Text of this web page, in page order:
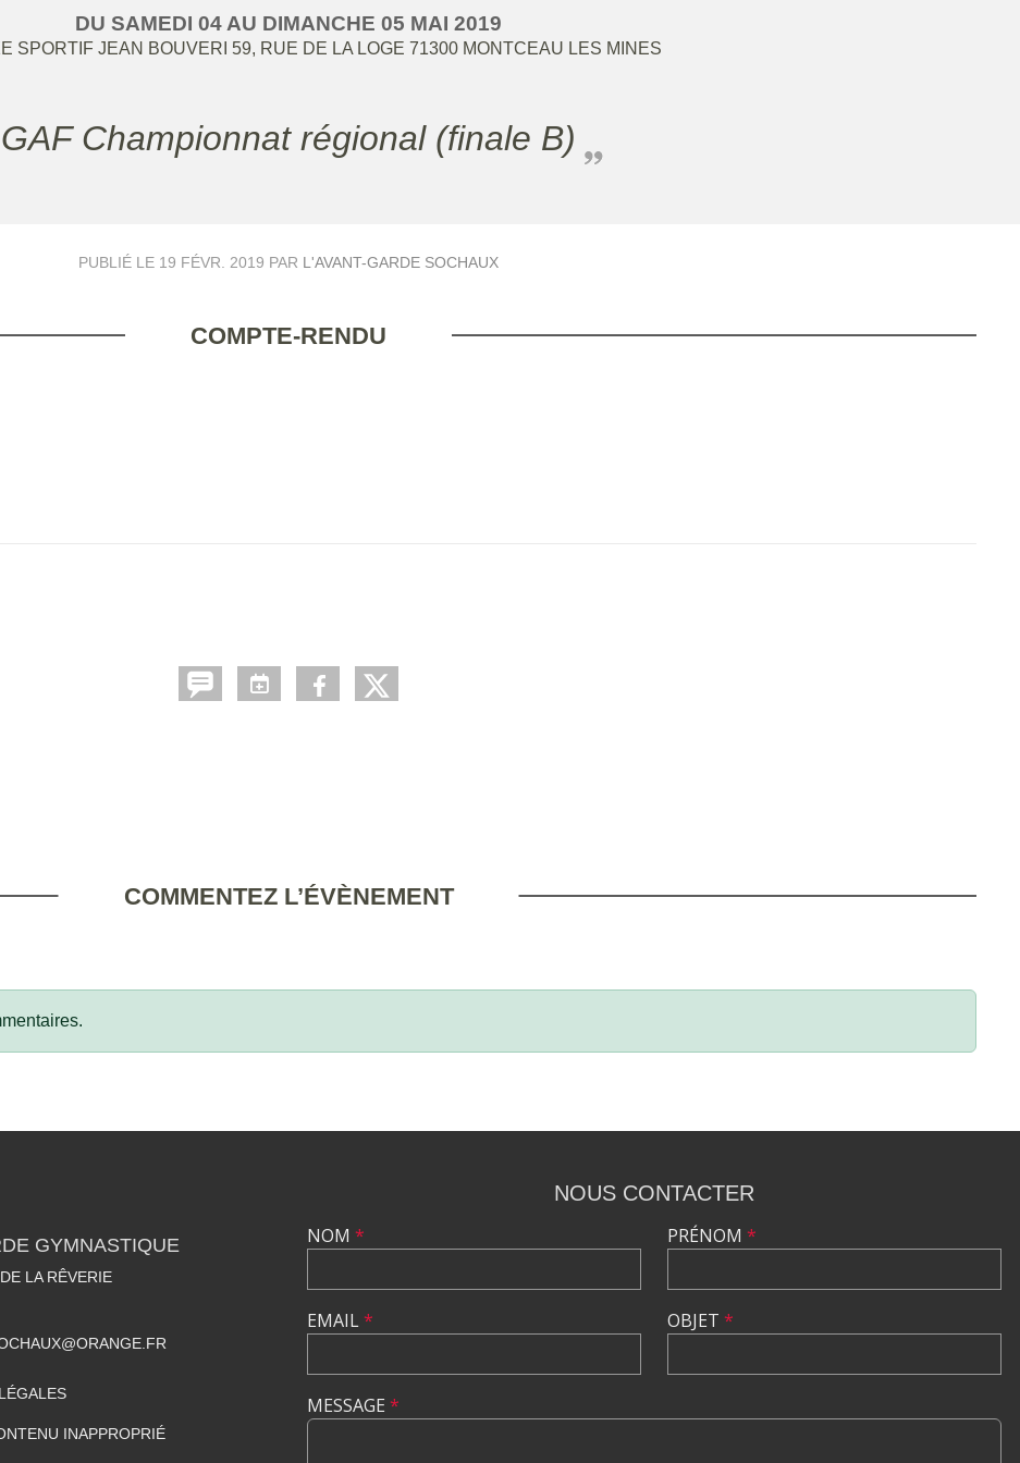
DU SAMEDI 04 AU DIMANCHE 05 MAI 2019
SPORTIF JEAN BOUVERI 59, RUE DE LA LOGE 71300 MONTCEAU LES MINES
GAF Championnat régional (finale B)
PUBLIÉ LE 19 FÉVR. 2019 PAR L'AVANT-GARDE SOCHAUX
COMPTE-RENDU
COMMENTEZ L’ÉVÈNEMENT
GYMNASTIQUE
LA RÊVERIE
INAPPROPRIÉ
NOUS CONTACTER
NOM *
EMAIL*
PRÉNOM *
OBJET *
MESSAGE *